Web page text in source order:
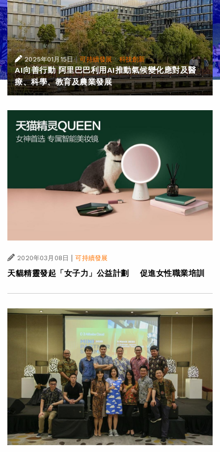
2025年01月15日 |可持續發展·科技創新
AI向善行動 阿里巴巴利用AI推動氣候變化應對及醫
療、科學、教育及農業發展
2020年03月08日 | 可持續發展
天貓精靈發起「女子力」公益計劃 促進女性職業培訓